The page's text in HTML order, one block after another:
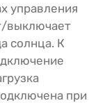
управления
выключает
солнца. К
при